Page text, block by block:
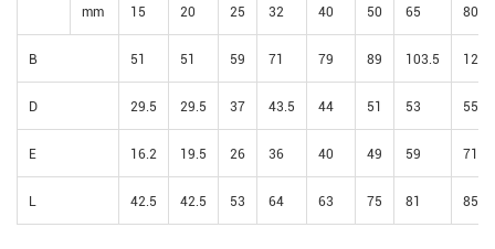
mm 15 20 25 32 40 50 65 80
B 51 51 59 71 79 89 103.5 122
D 29.5 29.5 37 43.5 44 51 53 55
E 16.2 19.5 26 36 40 49 59 71
L 42.5 42.5 53 64 63 75 81 85.5